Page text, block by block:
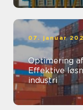
07. januar
Optimering
Effektive
industri